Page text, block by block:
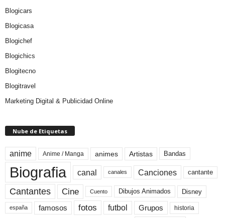
Blogicars
Blogicasa
Blogichef
Blogichics
Blogitecno
Blogitravel
Marketing Digital & Publicidad Online
Nube de Etiquetas
anime Anime / Manga animes Artistas Bandas
Biografia canal canales Canciones cantante
Cantantes Cine Cuento Dibujos Animados Disney
españa famosos fotos futbol Grupos historia